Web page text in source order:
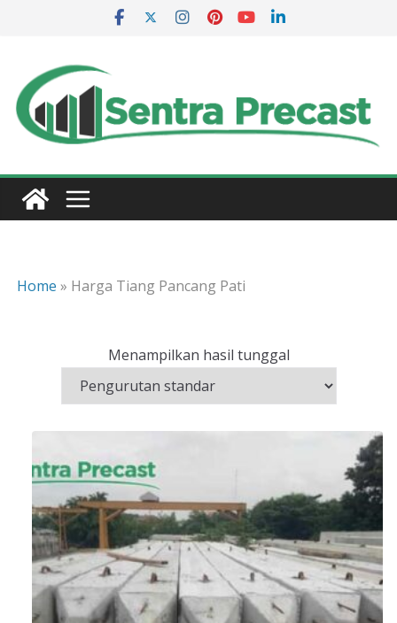
Home » Harga Tiang Pancang Pati
Menampilkan hasil tunggal